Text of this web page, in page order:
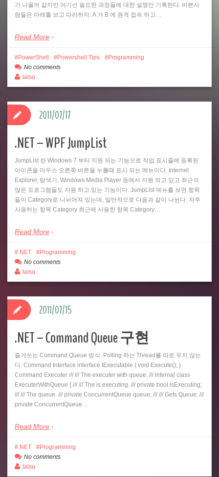
가 나올꺼 같지만 여기선 필요한 과정들에 대한 설명만 기록한다. 바쁜사
람들은 아래를 보고 따라하자. A 가 B 에 원격 접속 하고…
Read More
PowerShell Powershell Tips
Programming
No comments
talsu
.NET – WPF JumpList
JumpList 란 Windows 7 부터 지원 되는 기능으로 작업 표시줄에 등록된
아이콘을 마우스 오른쪽 버튼을 누를때 표시 되는 메뉴이다. Internet
Explorer, 탐색기, Windows Media Player 등에서 지원 되고 있고 최근의
많은 프로그램들도 지원 하고 있는 기능이다. JumpList 메뉴를 보면 항목
들이 Category로 나뉘어져 있는데, 일반적으로 다음과 같이 나뉜다. 자주
사용하는 항목 Category 최근에 사용한 항목 Category…
Read More
2011/07/17
.NET
Programming
No comments
talsu
.NET – Command Queue 구현
즐겨쓰는 Command Queue 방식. Polling 하는 Thread를 따로 두지 않는
다. Command Interface interface IExecutable { void Execute(); }
Command Executer /// /// The executer with queue. /// internal class
ExecuterWithQueue { /// /// The is executing. /// private bool isExecuting;
/// /// The queue. /// private ConcurrentQueue queue; /// /// Gets Queue. ///
private ConcurrentQueue…
Read More
2011/07/15
.NET
Programming
No comments
talsu